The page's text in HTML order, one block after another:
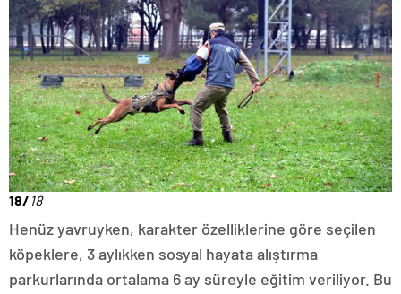
18/ 18
Henüz yavruyken, karakter özelliklerine göre seçilen
köpeklere, 3 aylıkken sosyal hayata alıştırma
parkurlarında ortalama 6 ay süreyle eğitim veriliyor. Bu